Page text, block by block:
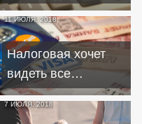
выдачи кредита
отложен до осени
2019 года
11 ИЮЛЯ, 2018
Налоговая хочет
видеть все
переводы на карты
физлиц
7 ИЮЛЯ, 2018